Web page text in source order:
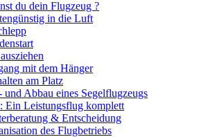
du dein Flugzeug ?
in die Luft
mit dem Hänger
am Platz
und Abbau eines Segelflugzeugs
Ein Leistungsflug komplett
& Entscheidung
des Flugbetriebs